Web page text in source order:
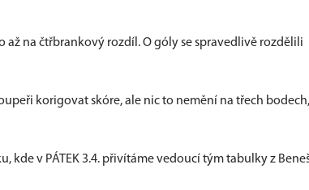
až na čtřbrankový rozdíl. O góly se spravedlivě rozdělili
korigovat skóre, ale nic to nemění na třech bodech,
v PÁTEK 3.4. přivítáme vedoucí tým tabulky z